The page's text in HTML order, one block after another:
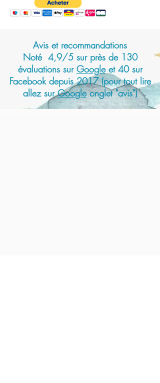
Avis et recommandations
Noté 4,9/5 sur près de 130
évaluations sur Googleet 40 sur
Facebook depuis 2017 (pour tout lire
allez surGoogleonglet "avis")